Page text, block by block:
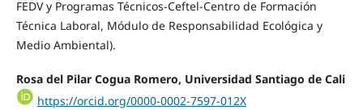
FEDV y Programas Técnicos-Ceftel-Centro de Formación
Técnica Laboral, Módulo de Responsabilidad Ecológica y
Medio Ambiental).
Rosa del Pilar Cogua Romero, Universidad Santiago de Cali
https://orcid.org/0000-0002-7597-012X